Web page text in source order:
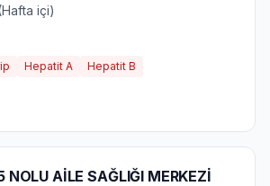
içi)
Hepatit A Hepatit B
NOLU AİLE SAĞLIĞI MERKEZİ